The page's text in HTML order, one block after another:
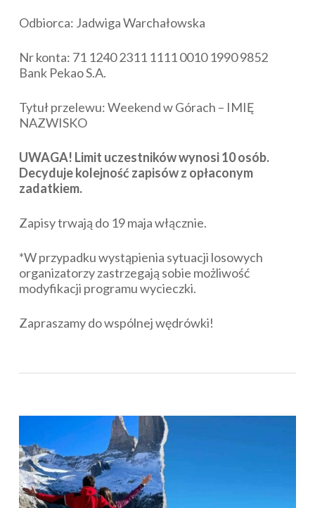
Odbiorca: Jadwiga Warchałowska
Nr konta: 71 1240 2311 1111 0010 1990 9852
Bank Pekao S.A.
Tytuł przelewu: Weekend w Górach – IMIĘ
NAZWISKO
UWAGA! Limit uczestników wynosi 10 osób.
Decyduje kolejność zapisów z opłaconym
zadatkiem.
Zapisy trwają do 19 maja włącznie.
*W przypadku wystąpienia sytuacji losowych
organizatorzy zastrzegają sobie możliwość
modyfikacji programu wycieczki.
Zapraszamy do wspólnej wędrówki!